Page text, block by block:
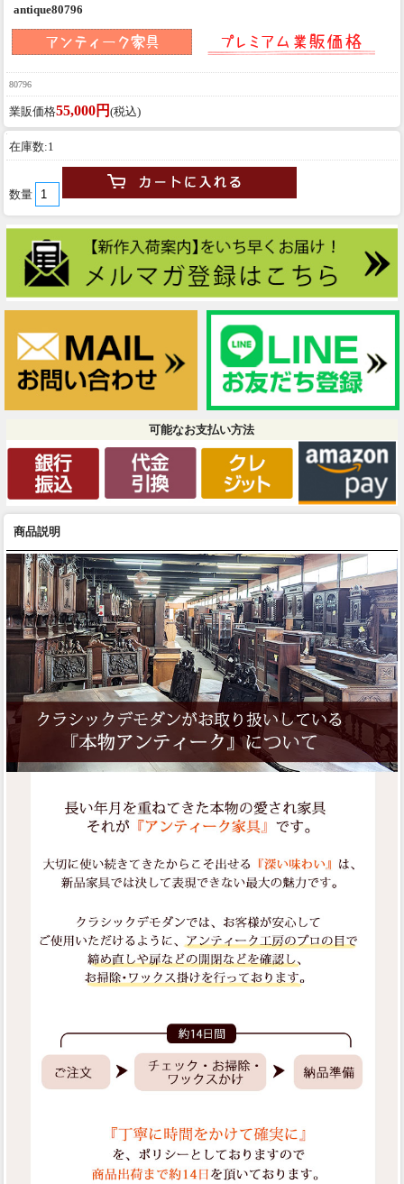
antique80796
80796
業販価格55,000円 (税込)
在庫数:1
数量
可能なお支払い方法
商品説明